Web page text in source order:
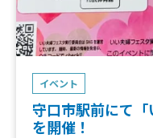
イベント
守口市駅前にて「
を開催！